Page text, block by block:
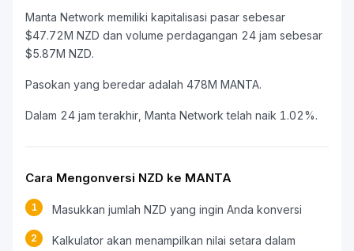
Manta Network memiliki kapitalisasi pasar sebesar
$47.72M NZD dan volume perdagangan 24 jam sebesar
$5.87M NZD.
Pasokan yang beredar adalah 478M MANTA.
Dalam 24 jam terakhir, Manta Network telah naik 1.02%.
Cara Mengonversi NZD ke MANTA
1 Masukkan jumlah NZD yang ingin Anda konversi
2
Kalkulator akan menampilkan nilai setara dalam